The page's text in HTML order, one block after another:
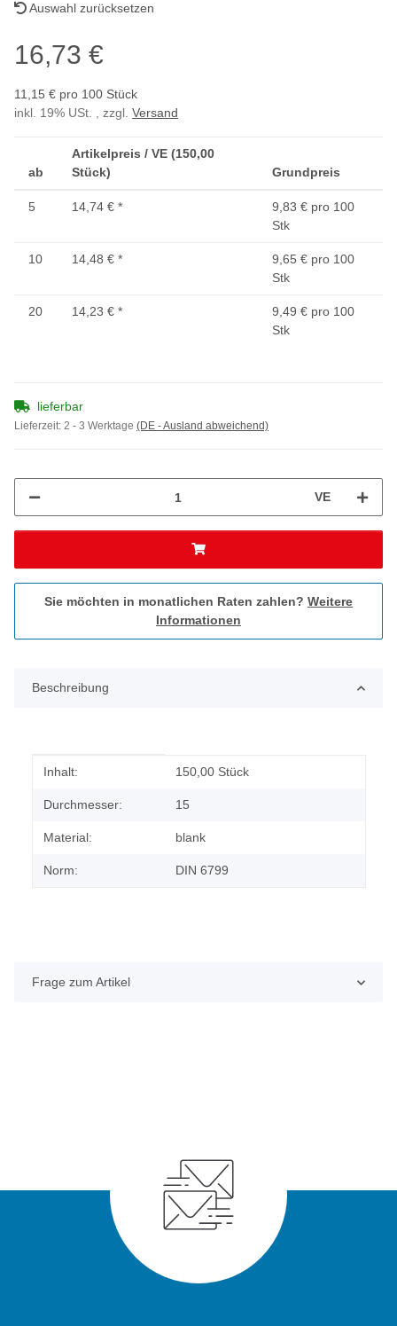
Auswahl zurücksetzen
16,73 €
11,15 € pro 100 Stück
inkl. 19% USt. , zzgl. Versand
ab
Artikelpreis / VE (150,00
Stück)
Grundpreis
5 14,74 € *
9,83 € pro 100
Stk
10 14,48 € *
9,65 € pro 100
Stk
20 14,23 € *
9,49 € pro 100
Stk
lieferbar
Lieferzeit: 2 - 3 Werktage (DE - Ausland abweichend)
VE
Sie möchten in monatlichen Raten zahlen? Weitere
Informationen
Beschreibung
Produkteigenschaft
Wert
Inhalt: 150,00 Stück
Durchmesser: 15
Material: blank
Norm: DIN 6799
Frage zum Artikel